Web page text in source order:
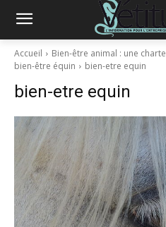
Accueil
Bien-être animal : une
bien-être équin
bien-etre equin
bien-etre equin